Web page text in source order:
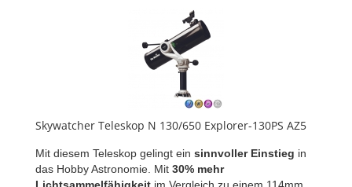
Skywatcher Teleskop N 130/650 Explorer-130PS AZ5
Mit diesem Teleskop gelingt ein sinnvoller Einstieg in
das Hobby Astronomie. Mit 30% mehr